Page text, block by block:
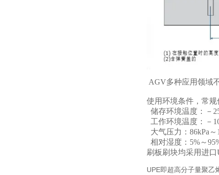
AGV多种应用领域
使用环境条件，常
储存环境温度：－
工作环境温度：
大气压力：86kPa～
相对湿度：5%～
刷板刷块均采用进
UPE即超高分子量聚乙